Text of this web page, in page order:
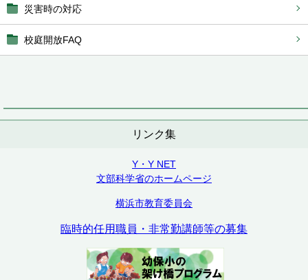
災害時の対応
校庭開放FAQ
リンク集
Y・Y NET
文部科学省のホームページ
横浜市教育委員会
臨時的任用職員・非常勤講師等の募集